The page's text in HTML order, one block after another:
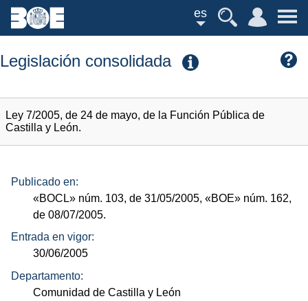
es
Legislación consolidada
Ley 7/2005, de 24 de mayo, de la Función Pública de
Castilla y León.
Publicado en:
«BOCL» núm. 103, de 31/05/2005,«BOE» núm. 162,
de 08/07/2005.
Entrada en vigor:
30/06/2005
Departamento:
Comunidad de Castilla y León